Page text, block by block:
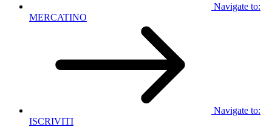
Navigate to:
MERCATINO
Navigate to:
ISCRIVITI